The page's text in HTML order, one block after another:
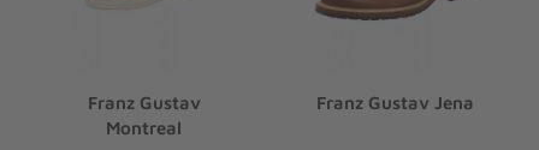
Franz Gustav
Montreal
Franz Gustav Jena